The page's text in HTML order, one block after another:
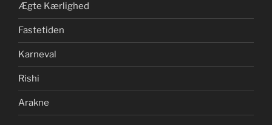
Ægte Kærlighed
Fastetiden
Karneval
Rishi
Arakne